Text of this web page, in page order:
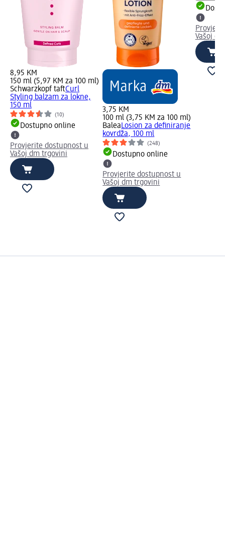
8,95 KM
150 ml (5,97 KM za 100 ml)
Schwarzkopf taftCurl
Styling balzam za lokne,
150 ml
(10)
Dostupno online
Provjerite dostupnost u
Vašoj dm trgovini
3,75 KM
100 ml (3,75 KM za 100 ml)
BaleaLosion za definiranje
kovrdža, 100 ml
(248)
Dostupno online
Provjerite dostupnost u
Vašoj dm trgovini
Vašoj